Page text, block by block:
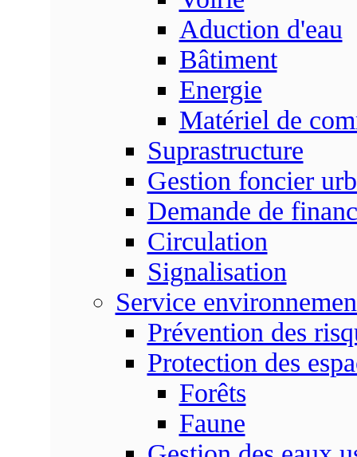
Aduction d'eau
Bâtiment
Energie
Matériel de
Suprastructure
Gestion foncier
Demande de
Circulation
Signalisation
Service
Prévention des
Protection des
Forêts
Faune